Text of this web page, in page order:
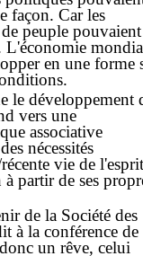
façon. Carles
peuple pouvaient
L'économie
en une forme
le développement
vers une
associative
nécessités
vie de l'esprit
partir de ses
de la Société des
à la conférence de
un rêve, celui